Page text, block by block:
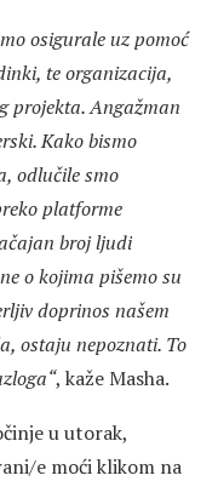
osigurale uz pomoć
te organizacija,
projekta. Angažman
Kako bismo
odlučile smo
platforme
broj ljudi
o kojima pišemo su
doprinos našem
ostaju nepoznati. To
, kaže Masha.
u utorak,
e moći klikom na